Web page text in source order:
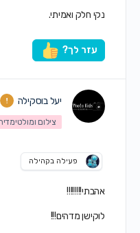
נקי חלק ואמיתי.
עזר לך?
יעל בוסקילה
צילום ומולטימדיה
פעילה בקהילה
אהבתי!!!!!!!!
לוקישן מדהים!!!